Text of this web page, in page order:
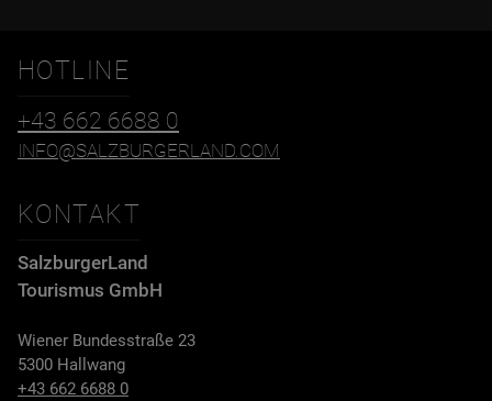
HOTLINE
+43 662 6688 0
INFO@SALZBURGERLAND.COM
KONTAKT
SalzburgerLand
Tourismus GmbH
Wiener Bundesstraße 23
5300 Hallwang
+43 662 6688 0